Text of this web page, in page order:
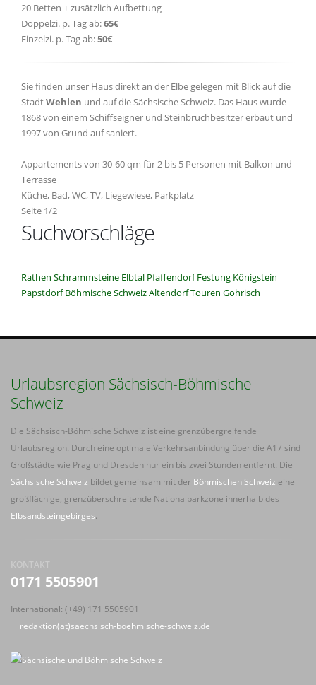
20 Betten + zusätzlich Aufbettung
Doppelzi. p. Tag ab:65€
Einzelzi. p. Tag ab:50€
Sie finden unser Haus direkt an der Elbe gelegen mit Blick auf die
StadtWehlen und auf die Sächsische Schweiz. Das Haus wurde
1868 von einem Schiffseigner und Steinbruchbesitzer erbaut und
1997 von Grund auf saniert.
Appartements von 30-60 qm für 2 bis 5 Personen mit Balkon und
Terrasse
Küche, Bad, WC, TV, Liegewiese, Parkplatz
Seite 1/2
Suchvorschläge
Rathen Schrammsteine Elbtal Pfaffendorf Festung Königstein
Papstdorf Böhmische SchweizAltendorfTouren Gohrisch
Urlaubsregion Sächsisch-Böhmische
Schweiz
Die Sächsisch-Böhmische Schweiz ist eine grenzübergreifende
Urlaubsregion. Durch eine optimale Verkehrsanbindung über die A17 sind
Großstädte wie Prag und Dresden nur ein bis zwei Stunden entfernt. Die
Sächsische Schweiz bildet gemeinsam mit der Böhmischen Schweiz eine
großflächige, grenzüberschreitende Nationalparkzone innerhalb des
Elbsandsteingebirges.
KONTAKT
0171 5505901
International: (+49) 171 5505901
redaktion(at)saechsisch-boehmische-schweiz.de